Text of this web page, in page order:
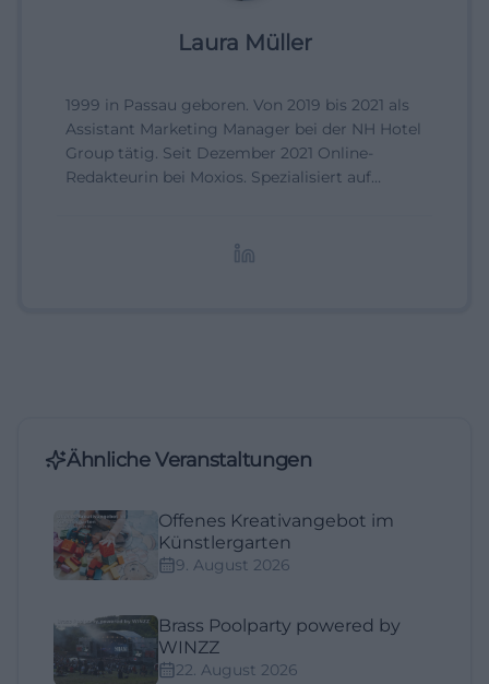
Laura Müller
1999 in Passau geboren. Von 2019 bis 2021 als
Assistant Marketing Manager bei der NH Hotel
Group tätig. Seit Dezember 2021 Online-
Redakteurin bei Moxios. Spezialisiert auf
Ähnliche Veranstaltungen
Offenes Kreativangebot im
Künstlergarten
9. August 2026
Brass Poolparty powered by
WINZZ
22. August 2026